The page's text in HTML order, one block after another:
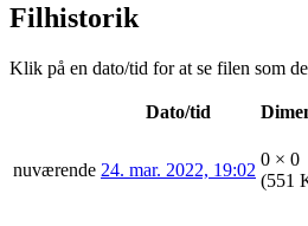
Filhistorik
Klik på en dato/tid for at se filen som
Dato/tid
nuværende 24. mar. 2022, 19:02
0 × 0
(551